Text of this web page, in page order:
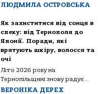
ЛЮДМИЛА ОСТРОВСЬКА
Як захиститися від сонця в
спеку: від Тернополя до
Японії. Поради, які
врятують шкіру, волосся та
очі
Літо 2026 року на
Тернопільщині знову радує...
ВЕРОНІКА ДЕРЕХ